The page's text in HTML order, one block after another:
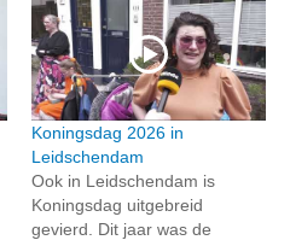
Koningsdag 2026 in
Leidschendam
Ook in Leidschendam is
Koningsdag uitgebreid
gevierd. Dit jaar was de